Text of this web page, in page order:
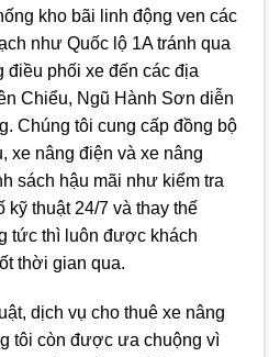
kho bãi linh động ven các
như Quốc lộ 1A tránh qua
điều phối xe đến các địa
Chiểu, Ngũ Hành Sơn diễn
Chúng tôi cung cấp đồng bộ
xe nâng điện và xe nâng
sách hậu mãi như kiểm tra
thuật 24/7 và thay thế
tức thì luôn được khách
thời gian qua.
dịch vụ cho thuê xe nâng
tôi còn được ưa chuộng vì